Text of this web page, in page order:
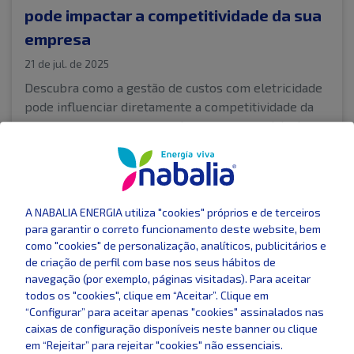
pode impactar a competitividade da sua
empresa
21 de jul. de 2025
Descubra como a gestão de custos com eletricidade
pode influenciar diretamente a competitividade da
sua empresa e porque os planos empresariais da
Nabalia Energia são uma escolha estratégica.
A NABALIA ENERGIA utiliza "cookies" próprios e de terceiros
para garantir o correto funcionamento deste website, bem
como "cookies" de personalização, analíticos, publicitários e
de criação de perfil com base nos seus hábitos de
navegação (por exemplo, páginas visitadas). Para aceitar
todos os "cookies", clique em “Aceitar”. Clique em
“Configurar” para aceitar apenas "cookies" assinalados nas
caixas de configuração disponíveis neste banner ou clique
em “Rejeitar” para rejeitar "cookies" não essenciais.